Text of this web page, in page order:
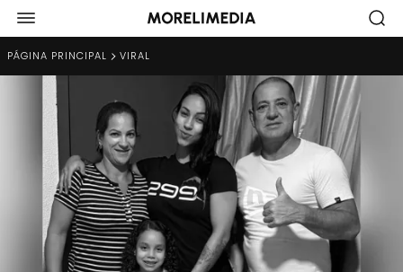
PÁGINA PRINCIPAL VIRAL